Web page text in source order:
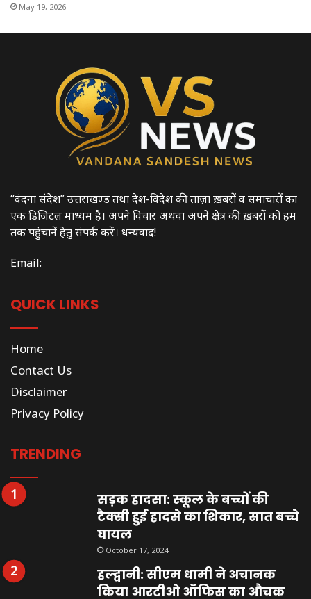
May 19, 2026
“वंदना संदेश” उत्तराखण्ड तथा देश-विदेश की ताज़ा ख़बरों व समाचारों का
एक डिजिटल माध्यम है। अपने विचार अथवा अपने क्षेत्र की ख़बरों को हम
तक पहुंचानें हेतु संपर्क करें। धन्यवाद!
Email:
QUICK LINKS
Home
Contact Us
Disclaimer
Privacy Policy
TRENDING
सड़क हादसा: स्कूल के बच्चों की
टैक्सी हुई हादसे का शिकार, सात बच्चे
घायल
October 17, 2024
हल्द्वानी: सीएम धामी ने अचानक
किया आरटीओ ऑफिस का औचक